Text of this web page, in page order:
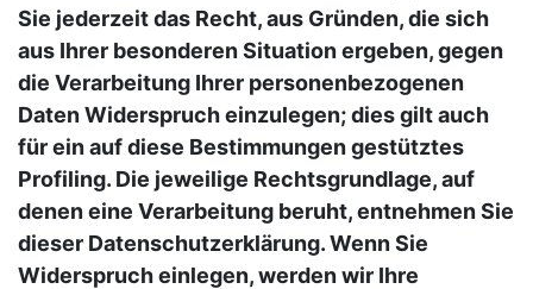
Sie jederzeit das Recht, aus Gründen, die sich
aus Ihrer besonderen Situation ergeben, gegen
die Verarbeitung Ihrer personenbezogenen
Daten Widerspruch einzulegen; dies gilt auch
für ein auf diese Bestimmungen gestütztes
Profiling. Die jeweilige Rechtsgrundlage, auf
denen eine Verarbeitung beruht, entnehmen Sie
dieser Datenschutzerklärung. Wenn Sie
Widerspruch einlegen, werden wir Ihre